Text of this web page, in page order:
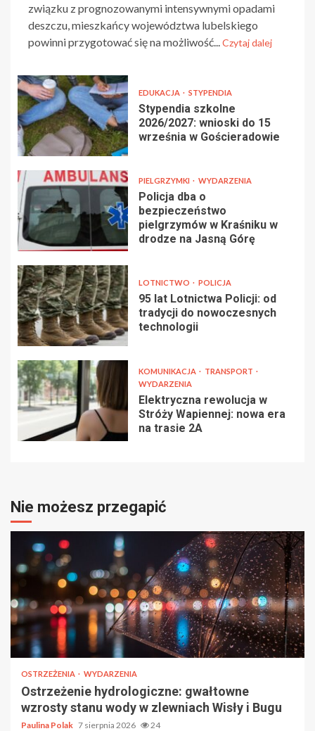
związku z prognozowanymi intensywnymi opadami
deszczu, mieszkańcy województwa lubelskiego
powinni przygotować się na możliwość... Czytaj dalej
EDUKACJA STYPENDIA
Stypendia szkolne
2026/2027: wnioski do 15
września w Gościeradowie
PIELGRZYMKI WYDARZENIA
Policja dba o
bezpieczeństwo
pielgrzymów w Kraśniku w
drodze na Jasną Górę
LOTNICTWO POLICJA
95 lat Lotnictwa Policji: od
tradycji do nowoczesnych
technologii
KOMUNIKACJA
TRANSPORT
WYDARZENIA
Elektryczna rewolucja w
Stróży Wapiennej: nowa era
na trasie 2A
Nie możesz przegapić
OSTRZEŻENIA WYDARZENIA
Ostrzeżenie hydrologiczne: gwałtowne
wzrosty stanu wody w zlewniach Wisły i Bugu
Paulina Polak 7 sierpnia 2026 24